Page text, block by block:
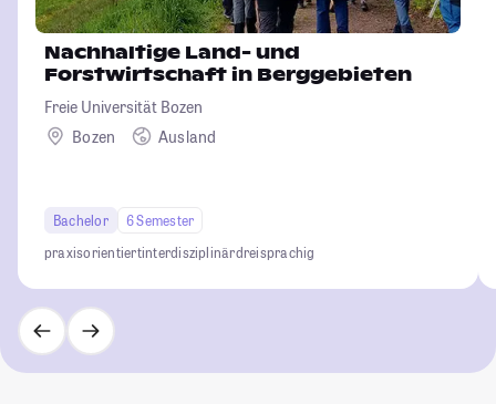
Nachhaltige Land- und
Forstwirtschaft in Berggebieten
Freie Universität Bozen
Bozen
Ausland
Bachelor
6 Semester
praxisorientiertinterdisziplinärdreisprachig